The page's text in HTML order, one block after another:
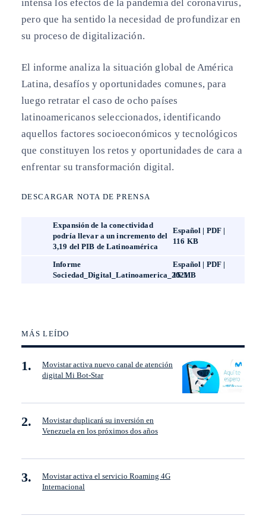
intensa los efectos de la pandemia del coronavirus,
pero que ha sentido la necesidad de profundizar en
su proceso de digitalización.
El informe analiza la situación global de América
Latina, desafíos y oportunidades comunes, para
luego retratar el caso de ocho países
latinoamericanos seleccionados, identificando
aquellos factores socioeconómicos y tecnológicos
que constituyen los retos y oportunidades de cara a
enfrentar su transformación digital.
DESCARGAR NOTA DE PRENSA
Expansión de la conectividad
podría llevar a un incremento del
3,19 del PIB de Latinoamérica
Español | PDF |
116 KB
Informe
Sociedad_Digital_Latinoamerica_2021
Español | PDF |
15 MB
MÁS LEÍDO
Movistar activa nuevo canal de atención
digital Mi Bot-Star
Movistar duplicará su inversión en
Venezuela en los próximos dos años
Movistar activa el servicio Roaming 4G
Internacional